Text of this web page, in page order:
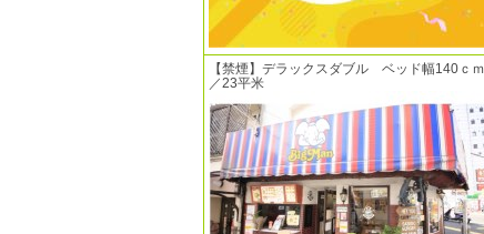
【禁煙】デラックスダブル ベッド幅140ｃｍ
／23平米